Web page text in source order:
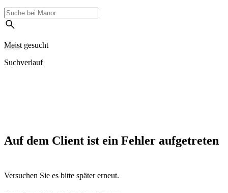
Meist gesucht
Suchverlauf
Auf dem Client ist ein Fehler aufgetreten
Versuchen Sie es bitte später erneut.